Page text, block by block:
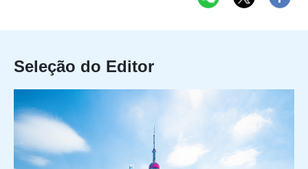
Seleção do Editor